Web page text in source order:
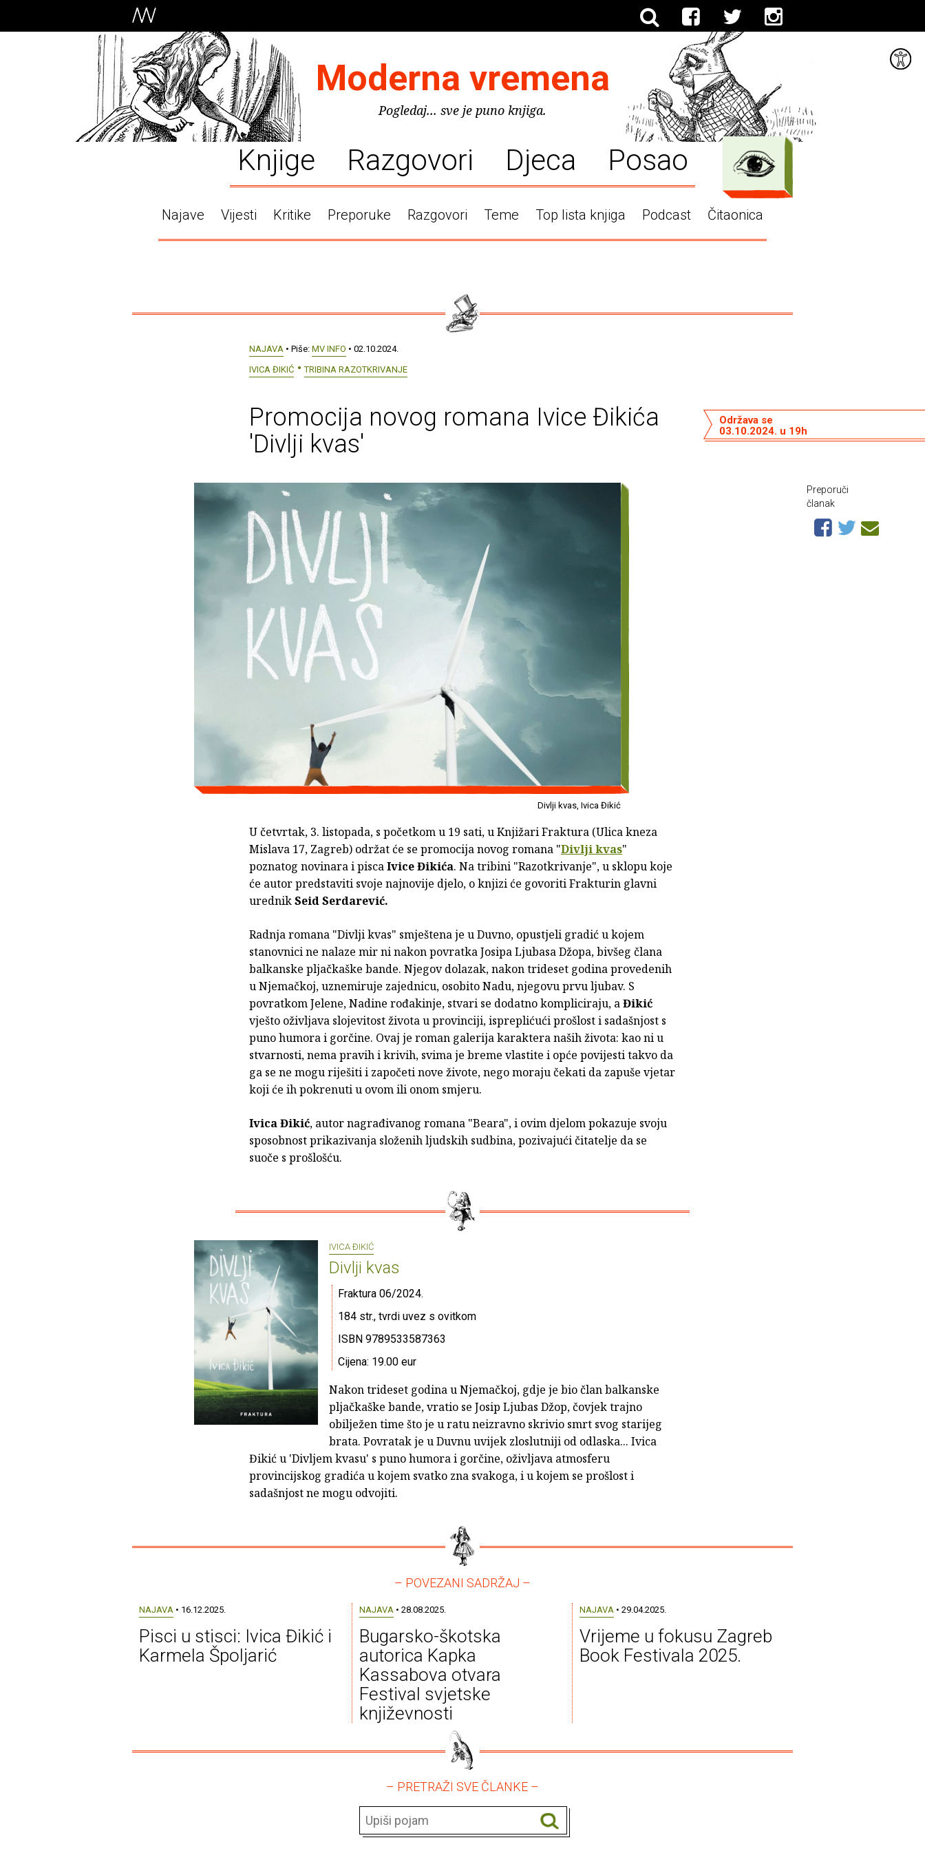
Moderna vremena
Pogledaj... sve je puno knjiga.
Knjige Razgovori Djeca Posao
Najave Vijesti Kritike Preporuke Razgovori Teme Top lista knjiga Podcast Čitaonica
NAJAVA • Piše: MV INFO • 02.10.2024.
IVICA ĐIKIĆ
TRIBINA RAZOTKRIVANJE
Promocija novog romana Ivice Đikića
'Divlji kvas'
Održava se
03.10.2024. u 19h
Divlji kvas, Ivica Đikić
U četvrtak, 3. listopada, s početkom u 19 sati, u Knjižari Fraktura (Ulica kneza
Mislava 17, Zagreb) održat će se promocija novog romana "Divlji kvas"
poznatog novinara i piscaIvice Đikića. Na tribini "Razotkrivanje", u sklopu koje
će autor predstaviti svoje najnovije djelo, o knjizi će govoriti Frakturin glavni
urednikSeid Serdarević.
Radnja romana "Divlji kvas" smještena je u Duvno, opustjeli gradić u kojem
stanovnici ne nalaze mir ni nakon povratka Josipa Ljubasa Džopa, bivšeg člana
balkanske pljačkaške bande. Njegov dolazak, nakon trideset godina provedenih
u Njemačkoj, uznemiruje zajednicu, osobito Nadu, njegovu prvu ljubav. S
povratkom Jelene, Nadine rođakinje, stvari se dodatno kompliciraju, aĐikić
vješto oživljava slojevitost života u provinciji, ispreplićući prošlost i sadašnjost s
puno humora i gorčine. Ovaj je roman galerija karaktera naših života: kao ni u
stvarnosti, nema pravih i krivih, svima je breme vlastite i opće povijesti takvo da
ga se ne mogu riješiti i započeti nove živote, nego moraju čekati da zapuše vjetar
koji će ih pokrenuti u ovom ili onom smjeru.
Ivica Đikić, autor nagrađivanog romana "Beara", i ovim djelom pokazuje svoju
sposobnost prikazivanja složenih ljudskih sudbina, pozivajući čitatelje da se
suoče s prošlošću.
IVICA ÐIKIĆ
Divlji kvas
Fraktura 06/2024.
184 str., tvrdi uvez s ovitkom
ISBN 9789533587363
Cijena: 19.00 eur
Nakon trideset godina u Njemačkoj, gdje je bio član balkanske
pljačkaške bande, vratio se Josip Ljubas Džop, čovjek trajno
obilježen time što je u ratu neizravno skrivio smrt svog starijeg
brata. Povratak je u Duvnu uvijek zloslutniji od odlaska... Ivica
Đikić u 'Divljem kvasu' s puno humora i gorčine, oživljava atmosferu
provincijskog gradića u kojem svatko zna svakoga, i u kojem se prošlost i
sadašnjost ne mogu odvojiti.
Preporuči
članak
– POVEZANI SADRŽAJ –
NAJAVA • 16.12.2025.
Pisci u stisci: Ivica Đikić i
Karmela Špoljarić
NAJAVA • 28.08.2025.
Bugarsko-škotska
autorica Kapka
Kassabova otvara
Festival svjetske
književnosti
NAJAVA • 29.04.2025.
Vrijeme u fokusu Zagreb
Book Festivala 2025.
– PRETRAŽI SVE ČLANKE –